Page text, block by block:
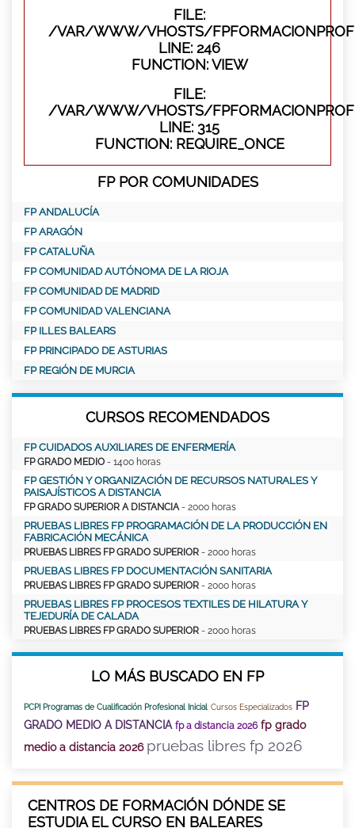
FILE:
/VAR/WWW/VHOSTS/
LINE: 246
FUNCTION: VIEW
FILE:
/VAR/WWW/VHOSTS/
LINE: 315
FUNCTION: REQUIRE_ONCE
FP POR COMUNIDADES
FP ANDALUCÍA
FP ARAGÓN
FP CATALUÑA
FP COMUNIDAD AUTÓNOMA DE LA RIOJA
FP COMUNIDAD DE MADRID
FP COMUNIDAD VALENCIANA
FP ILLES BALEARS
FP PRINCIPADO DE ASTURIAS
FP REGIÓN DE MURCIA
CURSOS RECOMENDADOS
FP CUIDADOS AUXILIARES DE ENFERMERÍA
FP GRADO MEDIO - 1400 horas
FP GESTIÓN Y ORGANIZACIÓN DE RECURSOS NATURALES Y
PAISAJÍSTICOS A DISTANCIA
FP GRADO SUPERIOR A DISTANCIA- 2000 horas
PRUEBAS LIBRES FP PROGRAMACIÓN DE LA PRODUCCIÓN EN
FABRICACIÓN MECÁNICA
PRUEBAS LIBRES FP GRADO SUPERIOR - 2000 horas
PRUEBAS LIBRES FP DOCUMENTACIÓN SANITARIA
PRUEBAS LIBRES FP GRADO SUPERIOR - 2000 horas
PRUEBAS LIBRES FP PROCESOS TEXTILES DE HILATURA Y
TEJEDURÍA DE CALADA
PRUEBAS LIBRES FP GRADO SUPERIOR - 2000 horas
LO MÁS BUSCADO EN FP
PCPI Programas de Cualificación Profesional Inicial Cursos Especializados FP
GRADO MEDIO A DISTANCIA fp a distancia 2026 fp grado
medio a distancia 2026 pruebas libres fp 2026
CENTROS DE FORMACIÓN DÓNDE SE
ESTUDIA EL CURSO EN BALEARES